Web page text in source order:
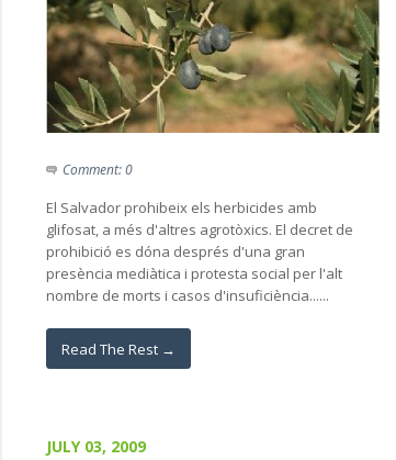
Comment: 0
El Salvador prohibeix els herbicides amb
glifosat, a més d'altres agrotòxics. El decret de
prohibició es dóna després d'una gran
presència mediàtica i protesta social per l'alt
nombre de morts i casos d'insuficiència......
Read The Rest →
JULY 03, 2009